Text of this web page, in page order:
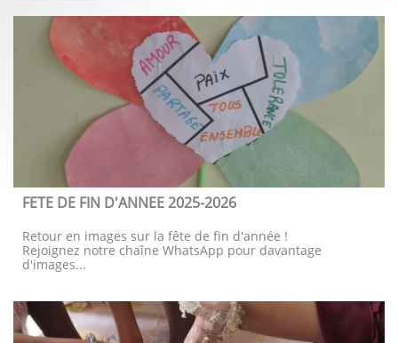
FETE DE FIN D'ANNEE 2025-2026
Retour en images sur la fête de fin d'année !
Rejoignez notre chaîne WhatsApp pour davantage
d'images...